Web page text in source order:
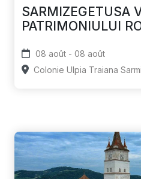
SARMIZEGETUSA
PATRIMONIULUI
08 août - 08 août
Colonie Ulpia Traiana